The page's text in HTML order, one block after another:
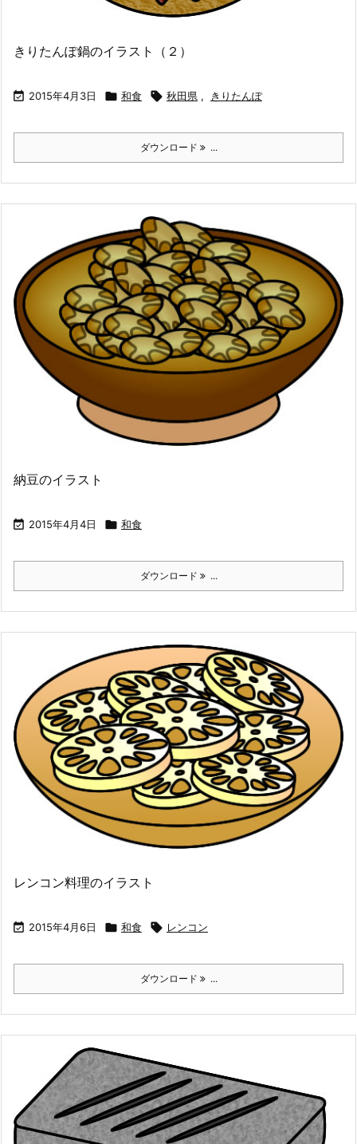
きりたんぽ鍋のイラスト（２）
 2015年4月3日  和食  秋田県 , きりたんぽ
ダウンロード ...
納豆のイラスト
 2015年4月4日  和食
ダウンロード ...
レンコン料理のイラスト
 2015年4月6日  和食  レンコン
ダウンロード ...